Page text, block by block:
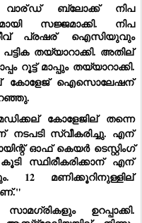
ഡ് ബ്ലോക്ക് നിപ
സജ്ജമാക്കി. നിപ
പ്രഷര് ഐസിയുവും
പട്ടിക തയ്യാറാക്കി. അതില്
കോളേജ് ഐസൊലേഷന്
കോളേജില് തന്നെ
നടപടി സ്വീകരിച്ചു. എന്
ഓഫ് കെയർ ടെസ്റ്റിംഗ്
സ്ഥിരീകരിക്കാന് എന്
മണിക്കൂറിനുള്ളില്
ഉറപ്പാക്കി.